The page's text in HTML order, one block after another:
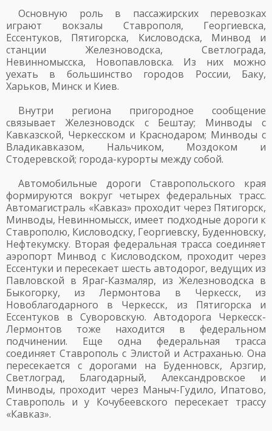
Основную роль в пассажирских перевозках
играют вокзалы Ставрополя, Георгиевска,
Ессентуков, Пятигорска, Кисловодска, Минвод и
станции Железноводска, Светлограда,
Невинномысска, Новопавловска. Из них можно
уехать в большинство городов России, Баку,
Харьков, Минск и Киев.
Внутри региона пригородное сообщение
связывает Железноводск с Бештау; Минводы с
Кавказской, Черкесском и Краснодаром; Минводы с
Владикавказом, Нальчиком, Моздоком и
Стодеревской; города-курорты между собой.
Автомобильные дороги Ставропольского края
формируются вокруг четырех федеральных трасс.
Автомагистраль «Кавказ» проходит через Пятигорск,
Минводы, Невинномысск, имеет подходные дороги к
Ставрополю, Кисловодску, Георгиевску, Буденновску,
Нефтекумску. Вторая федеральная трасса соединяет
аэропорт Минвод с Кисловодском, проходит через
Ессентуки и пересекает шесть автодорог, ведущих из
Павловской в Яраг-Казмаляр, из Железноводска в
Быкогорку, из Лермонтова в Черкесск, из
Новоблагодарного в Черкесск, из Пятигорска и
Ессентуков в Суворовскую. Автодорога Черкесск-
Лермонтов тоже находится в федеральном
подчинении. Еще одна федеральная трасса
соединяет Ставрополь с Элистой и Астраханью. Она
пересекается с дорогами на Буденновск, Арзгир,
Светлоград, Благодарный, Александровское и
Минводы, проходит через Маныч-Гудило, Ипатово,
Ставрополь и у Кочубеевского пересекает трассу
«Кавказ».